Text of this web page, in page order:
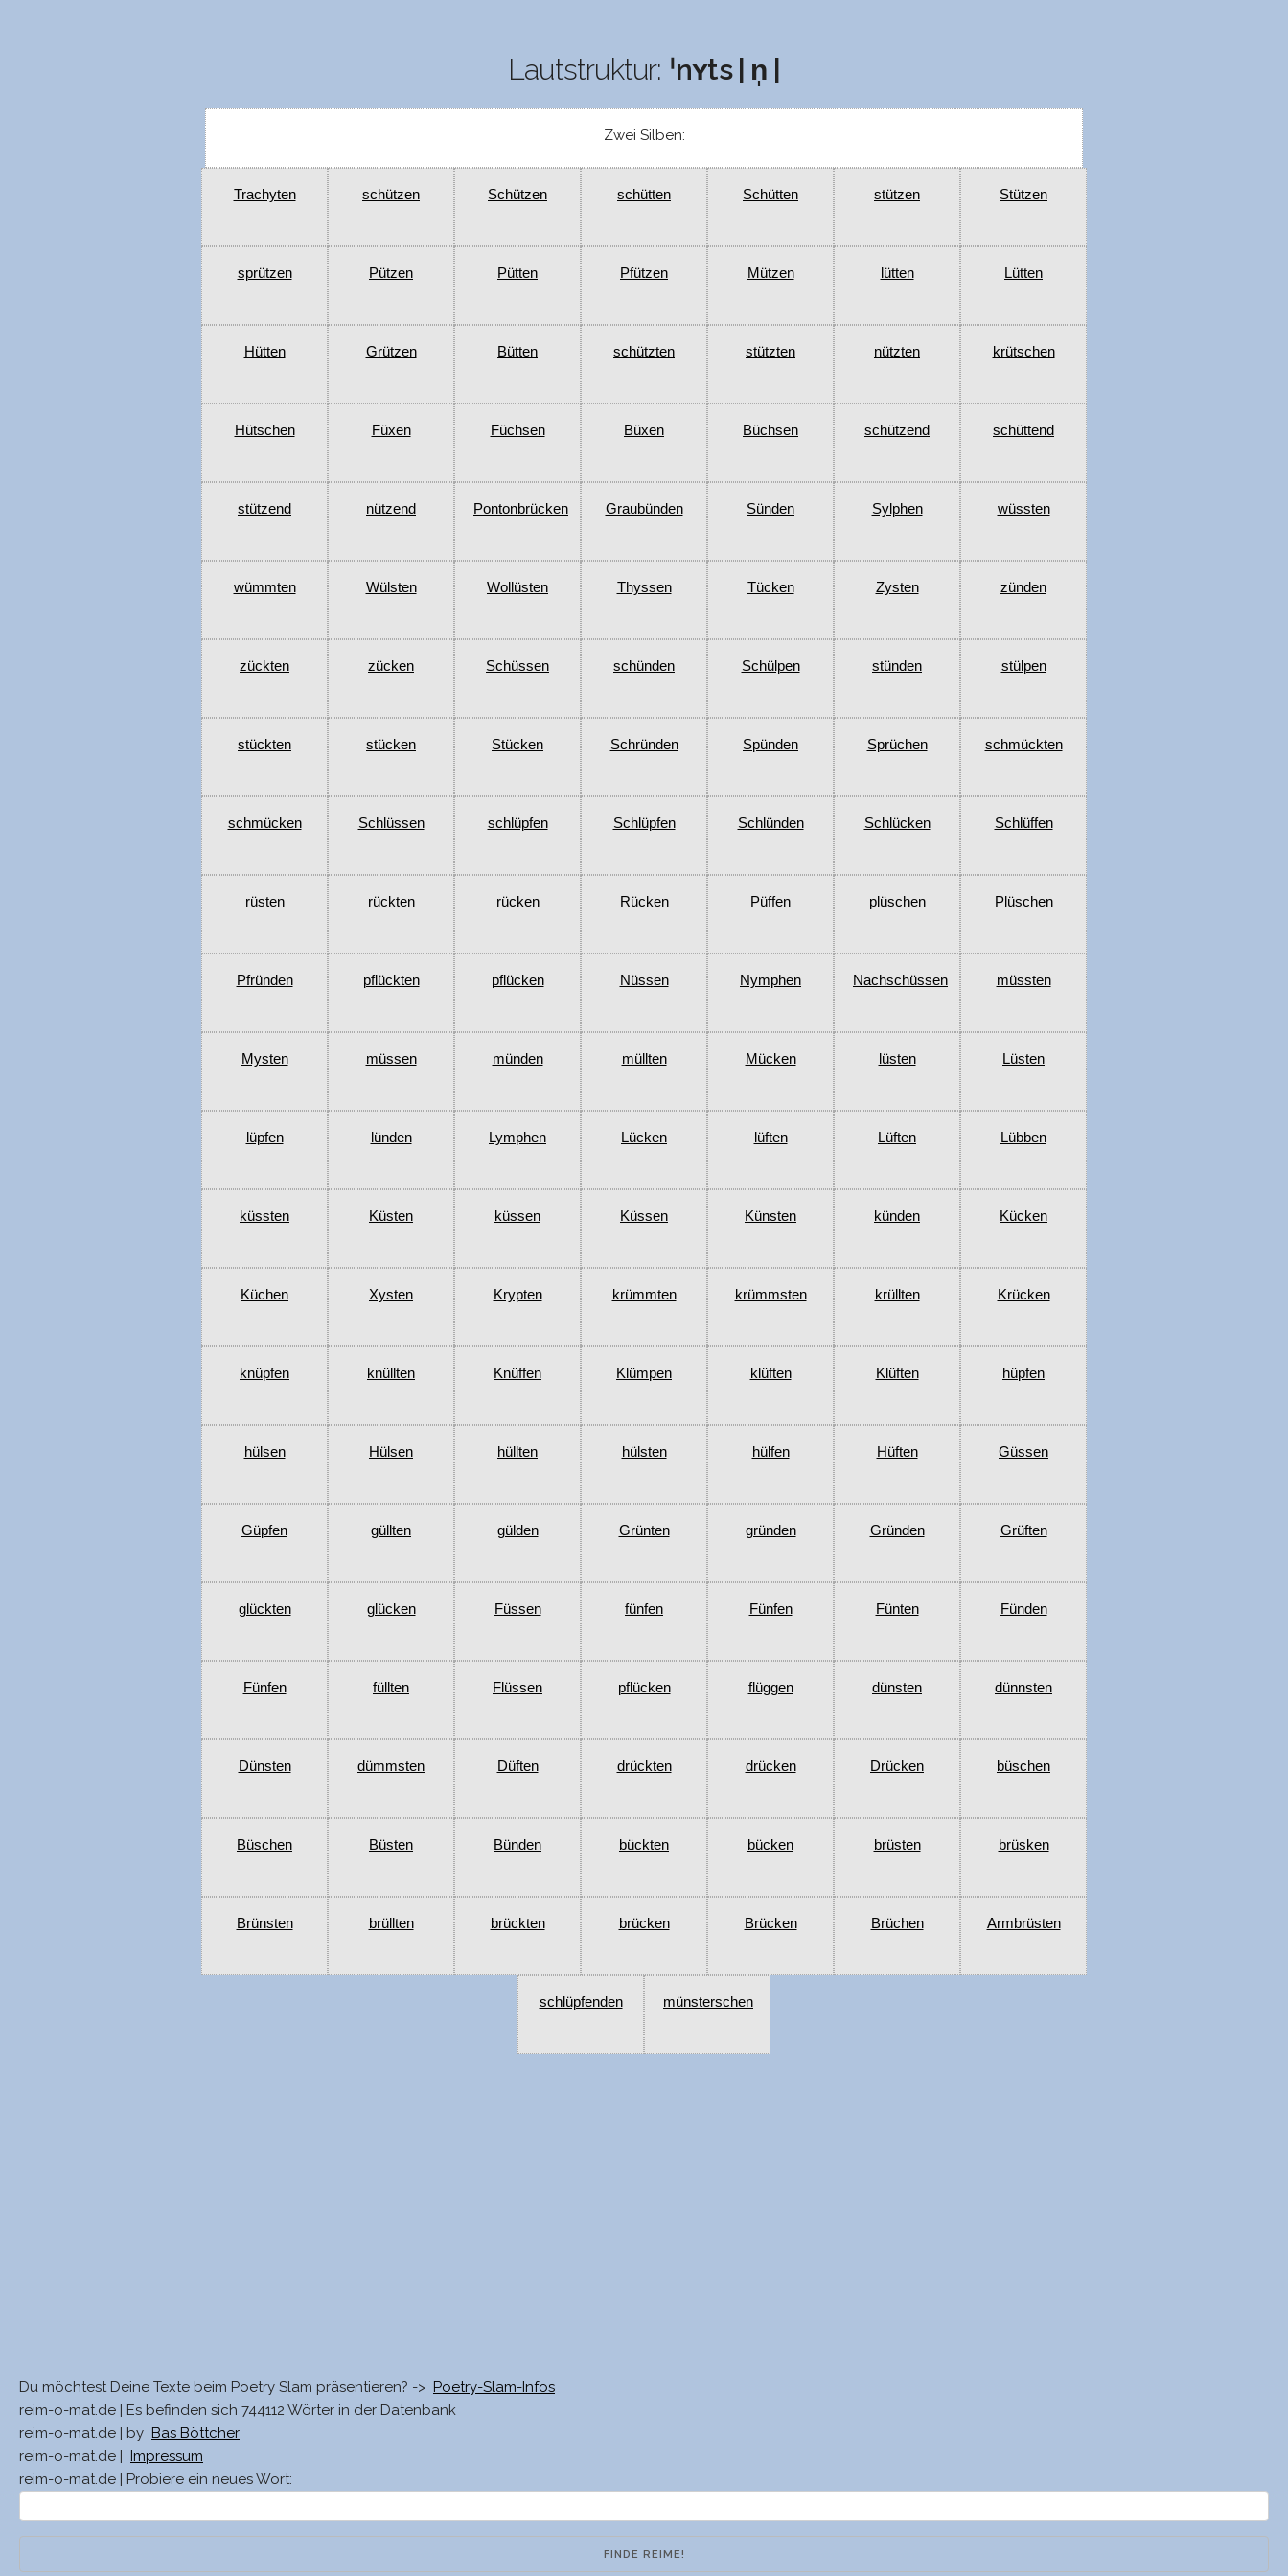
Lautstruktur: ˈnʏts | n̩ |
Zwei Silben:
Trachyten schützen Schützen schütten Schütten stützen Stützen
sprützen Pützen Pütten Pfützen Mützen lütten Lütten
Hütten Grützen Bütten schützten stützten nützten krütschen
Hütschen Füxen Füchsen Büxen Büchsen schützend schüttend
stützend nützend Pontonbrücken Graubünden Sünden Sylphen wüssten
wümmten Wülsten Wollüsten Thyssen Tücken Zysten zünden
zückten zücken Schüssen schünden Schülpen stünden stülpen
stückten stücken Stücken Schründen Spünden Sprüchen schmückten
schmücken Schlüssen schlüpfen Schlüpfen Schlünden Schlücken Schlüffen
rüsten rückten rücken Rücken Püffen plüschen Plüschen
Pfründen pflückten pflücken Nüssen Nymphen Nachschüssen müssten
Mysten müssen münden müllten Mücken lüsten Lüsten
lüpfen lünden Lymphen Lücken lüften Lüften Lübben
küssten Küsten küssen Küssen Künsten künden Kücken
Küchen Xysten Krypten krümmten krümmsten krüllten Krücken
knüpfen knüllten Knüffen Klümpen klüften Klüften hüpfen
hülsen Hülsen hüllten hülsten hülfen Hüften Güssen
Güpfen güllten gülden Grünten gründen Gründen Grüften
glückten glücken Füssen fünfen Fünfen Fünten Fünden
Fünfen füllten Flüssen pflücken flüggen dünsten dünnsten
Dünsten dümmsten Düften drückten drücken Drücken büschen
Büschen Büsten Bünden bückten bücken brüsten brüsken
Brünsten brüllten brückten brücken Brücken Brüchen Armbrüsten
schlüpfenden münsterschen
Du möchtest Deine Texte beim Poetry Slam präsentieren? -> Poetry-Slam-Infos
reim-o-mat.de | Es befinden sich 744112 Wörter in der Datenbank
reim-o-mat.de | by Bas Böttcher
reim-o-mat.de |
Impressum
reim-o-mat.de | Probiere ein neues Wort: